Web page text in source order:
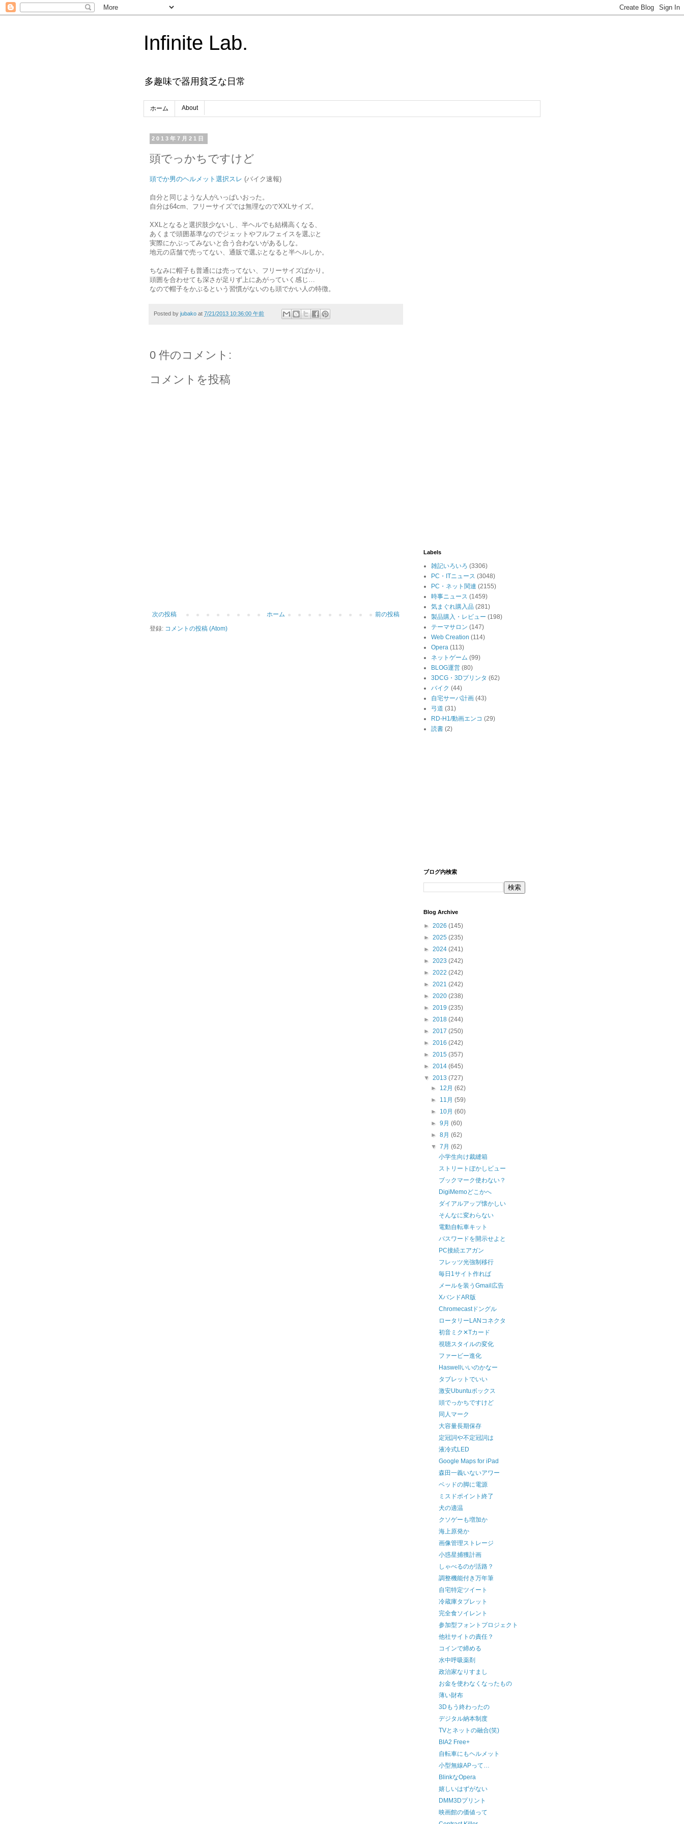
Infinite Lab.
多趣味で器用貧乏な日常
ホーム About
2013年7月21日
頭でっかちですけど
頭でか男のヘルメット選択スレ (バイク速報)
自分と同じような人がいっぱいおった。
自分は64cm、フリーサイズでは無理なのでXXLサイズ。
XXLとなると選択肢少ないし、半ヘルでも結構高くなる、
あくまで頭囲基準なのでジェットやフルフェイスを選ぶと
実際にかぶってみないと合う合わないがあるしな。
地元の店舗で売ってない、通販で選ぶとなると半ヘルしか。
ちなみに帽子も普通には売ってない、フリーサイズばかり。
頭囲を合わせても深さが足りず上にあがっていく感じ…
なので帽子をかぶるという習慣がないのも頭でかい人の特徴。
Posted by jubako at 7/21/2013 10:36:00 午前
0 件のコメント:
コメントを投稿
次の投稿 前の投稿
ホーム
登録: コメントの投稿 (Atom)
Labels
雑記いろいろ (3306)
PC・ITニュース (3048)
PC・ネット関連 (2155)
時事ニュース (1459)
気まぐれ購入品 (281)
製品購入・レビュー (198)
テーマサロン (147)
Web Creation (114)
Opera (113)
ネットゲーム (99)
BLOG運営 (80)
3DCG・3Dプリンタ (62)
バイク (44)
自宅サーバ計画 (43)
弓道 (31)
RD-H1/動画エンコ (29)
読書 (2)
ブログ内検索
Blog Archive
► 2026 (145)
► 2025 (235)
► 2024 (241)
► 2023 (242)
► 2022 (242)
► 2021 (242)
► 2020 (238)
► 2019 (235)
► 2018 (244)
► 2017 (250)
► 2016 (242)
► 2015 (357)
► 2014 (645)
▼ 2013 (727)
► 12月(62)
► 11月(59)
► 10月(60)
►9月(60)
►8月(62)
▼7月(62)
小学生向け裁縫箱
ストリートぼかしビュー
ブックマーク使わない？
DigiMemoどこかへ
ダイアルアップ懐かしい
そんなに変わらない
電動自転車キット
パスワードを開示せよと
PC接続エアガン
フレッツ光強制移行
毎日1サイト作れば
メールを装うGmail広告
XバンドAR版
Chromecastドングル
ロータリーLANコネクタ
初音ミク✕Tカード
視聴スタイルの変化
ファービー進化
Haswellいいのかなー
タブレットでいい
激安Ubuntuボックス
頭でっかちですけど
同人マーク
大容量長期保存
定冠詞や不定冠詞は
液冷式LED
Google Maps for iPad
森田一義いないアワー
ベッドの脚に電源
ミスドポイント終了
犬の適温
クソゲーも増加か
海上原発か
画像管理ストレージ
小惑星捕獲計画
しゃべるのが活路？
調整機能付き万年筆
自宅特定ツイート
冷蔵庫タブレット
完全食ソイレント
参加型フォントプロジェクト
他社サイトの責任？
コインで締める
水中呼吸薬剤
政治家なりすまし
お金を使わなくなったもの
薄い財布
3Dもう終わったの
デジタル納本制度
TVとネットの融合(笑)
BIA2 Free+
自転車にもヘルメット
小型無線APって…
BlinkなOpera
嬉しいはずがない
DMM3Dプリント
映画館の価値って